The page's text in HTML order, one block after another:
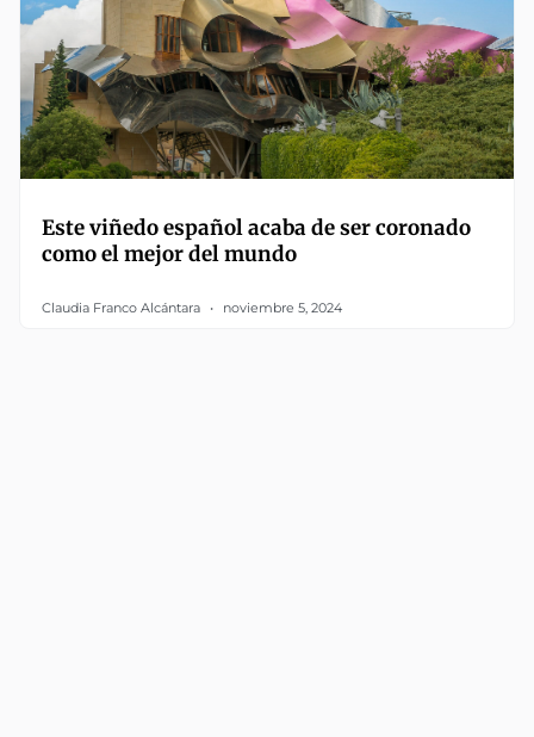
Este viñedo español acaba de ser coronado
como el mejor del mundo
Claudia Franco Alcántara noviembre 5, 2024